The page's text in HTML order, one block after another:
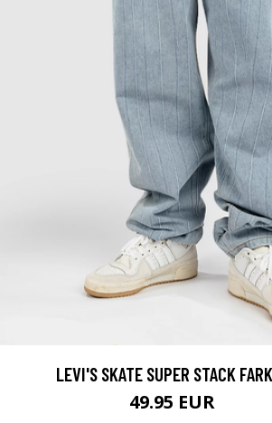
LEVI'S SKATE SUPER STACK
49.95 EUR